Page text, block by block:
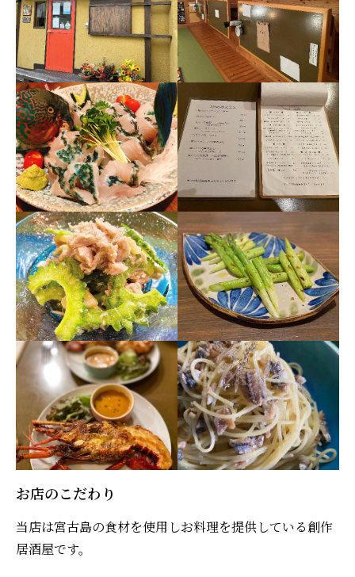
お店のこだわり
当店は宮古島の食材を使用しお料理を提供している創作
居酒屋です。